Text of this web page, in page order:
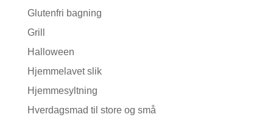
Glutenfri bagning
Grill
Halloween
Hjemmelavet slik
Hjemmesyltning
Hverdagsmad til store og små